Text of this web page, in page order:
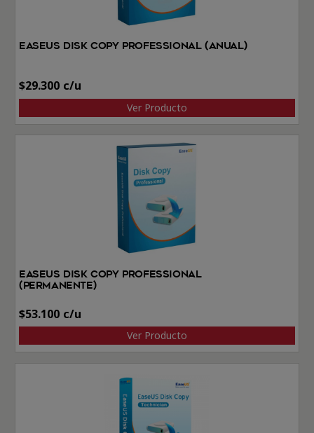
EaseUS Disk Copy Professional (Anual)
$29.300
Ver Producto
EaseUS Disk Copy Professional
(Permanente)
$53.100
Ver Producto